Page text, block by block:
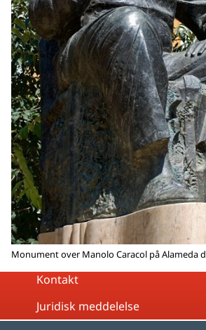
Monument over Manolo Caracol på Alameda
Kontakt
Juridisk meddelelse